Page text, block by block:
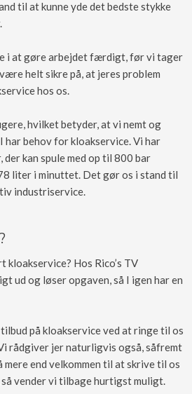
til at kunne yde det bedste stykke
i at gøre arbejdet færdigt, før vi tager
helt sikre på, at jeres problem
hos os.
hvilket betyder, at vi nemt og
har behov for kloakservice. Vi har
kan spule med op til 800 bar
liter i minuttet. Det gør os i stand til
industriservice.
Hos Rico’s TV
ud og løser opgaven, så I igen har en
på kloakservice ved at ringe til os
rådgiver jer naturligvis også, såfremt
mere end velkommen til at skrive til os
så vender vi tilbage hurtigst muligt.